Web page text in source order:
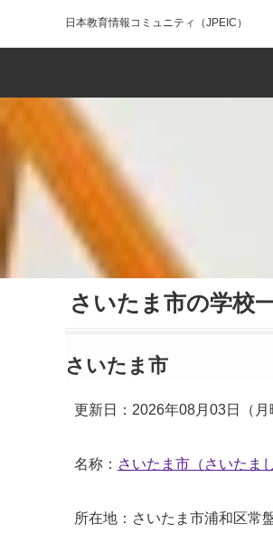
日本教育情報コミュニティ （JPEIC）
さいたま市の学校
さいたま市
更新日：2026年08月03日（月
名称： さいたま市（さいたまし
所在地：さいたま市浦和区常